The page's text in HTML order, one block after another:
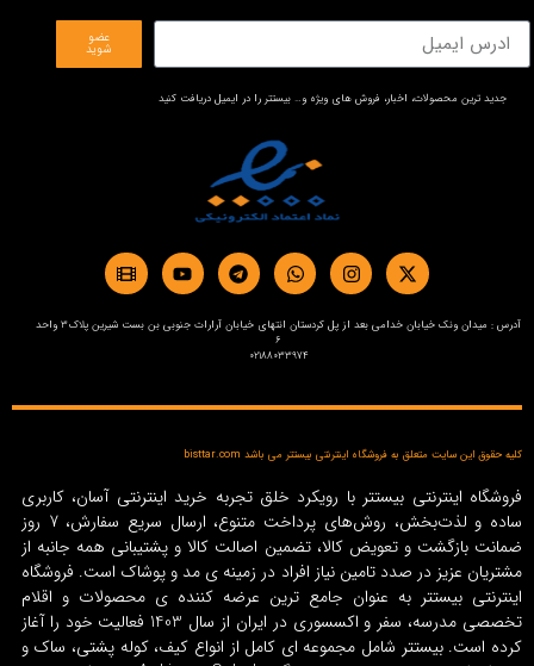
عضو
شوید
جدید ترین محصولات، اخبار، فروش های ویژه و… بیستتر را در ایمیل دریافت کنید
آدرس : میدان ونک خیابان خدامی بعد از پل کردستان انتهای خیابان آرارات جنوبی بن بست شیرین پلاک3 واحد
6
02188033974
کلیه حقوق این سایت متعلق به فروشگاه اینترنتی بیستتر می باشد bisttar.com
فروشگاه اینترنتی بیستتر با رویکرد خلق تجربه خرید اینترنتی آسان، کاربری
ساده و لذت‌بخش، روش‌های پرداخت متنوع، ارسال سریع سفارش، 7 روز
ضمانت بازگشت و تعویض کالا، تضمین اصالت کالا و پشتیبانی همه جانبه از
مشتریان عزیز در صدد تامین نیاز افراد در زمینه‌ ی مد و پوشاک است. فروشگاه
اینترنتی بیستتر به عنوان جامع ترین عرضه کننده ی محصولات و اقلام
تخصصی مدرسه، سفر و اکسسوری در ایران از سال 1403 فعالیت خود را آغاز
کرده است. بیستتر شامل مجموعه ای کامل از انواع کیف، کوله پشتی، ساک و